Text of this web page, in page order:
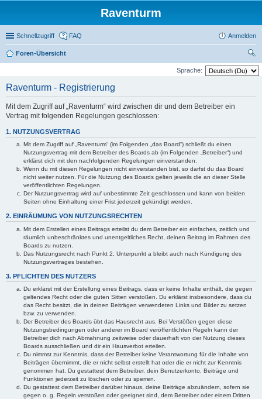
Raventurm
Schnellzugriff FAQ Anmelden
Foren-Übersicht
uc
Sprache:
Raventurm - Registrierung
Mit dem Zugriff auf „Raventurm“ wird zwischen dir und dem Betreiber ein
Vertrag mit folgenden Regelungen geschlossen:
1. NUTZUNGSVERTRAG
Mit dem Zugriff auf „Raventurm“ (im Folgenden „das Board“) schließt du einen
Nutzungsvertrag mit dem Betreiber des Boards ab (im Folgenden „Betreiber“) und
erklärst dich mit den nachfolgenden Regelungen einverstanden.
Wenn du mit diesen Regelungen nicht einverstanden bist, so darfst du das Board
nicht weiter nutzen. Für die Nutzung des Boards gelten jeweils die an dieser Stelle
veröffentlichten Regelungen.
Der Nutzungsvertrag wird auf unbestimmte Zeit geschlossen und kann von beiden
Seiten ohne Einhaltung einer Frist jederzeit gekündigt werden.
2. EINRÄUMUNG VON NUTZUNGSRECHTEN
Mit dem Erstellen eines Beitrags erteilst du dem Betreiber ein einfaches, zeitlich und
räumlich unbeschränktes und unentgeltliches Recht, deinen Beitrag im Rahmen des
Boards zu nutzen.
Das Nutzungsrecht nach Punkt 2, Unterpunkt a bleibt auch nach Kündigung des
Nutzungsvertrages bestehen.
3. PFLICHTEN DES NUTZERS
Du erklärst mit der Erstellung eines Beitrags, dass er keine Inhalte enthält, die gegen
geltendes Recht oder die guten Sitten verstoßen. Du erklärst insbesondere, dass du
das Recht besitzt, die in deinen Beiträgen verwendeten Links und Bilder zu setzen
bzw. zu verwenden.
Der Betreiber des Boards übt das Hausrecht aus. Bei Verstößen gegen diese
Nutzungsbedingungen oder anderer im Board veröffentlichten Regeln kann der
Betreiber dich nach Abmahnung zeitweise oder dauerhaft von der Nutzung dieses
Boards ausschließen und dir ein Hausverbot erteilen.
Du nimmst zur Kenntnis, dass der Betreiber keine Verantwortung für die Inhalte von
Beiträgen übernimmt, die er nicht selbst erstellt hat oder die er nicht zur Kenntnis
genommen hat. Du gestattest dem Betreiber, dein Benutzerkonto, Beiträge und
Funktionen jederzeit zu löschen oder zu sperren.
Du gestattest dem Betreiber darüber hinaus, deine Beiträge abzuändern, sofern sie
gegen o. g. Regeln verstoßen oder geeignet sind, dem Betreiber oder einem Dritten